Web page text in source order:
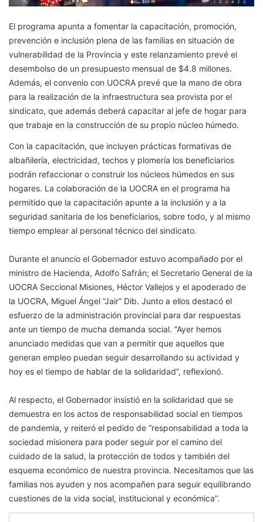
El programa apunta a fomentar la capacitación, promoción,
prevención e inclusión plena de las familias en situación de
vulnerabilidad de la Provincia y este relanzamiento prevé el
desembolso de un presupuesto mensual de $4.8 millones.
Además, el convenio con UOCRA prevé que la mano de obra
para la realización de la infraestructura sea provista por el
sindicato, que además deberá capacitar al jefe de hogar para
que trabaje en la construcción de su propio núcleo húmedo.
Con la capacitación, que incluyen prácticas formativas de
albañilería, electricidad, techos y plomería los beneficiarios
podrán refaccionar o construir los núcleos húmedos en sus
hogares. La colaboración de la UOCRA en el programa ha
permitido que la capacitación apunte a la inclusión y a la
seguridad sanitaria de los beneficiarios, sobre todo, y al mismo
tiempo emplear al personal técnico del sindicato.
Durante el anuncio el Gobernador estuvo acompañado por el
ministro de Hacienda, Adolfo Safrán; el Secretario General de la
UOCRA Seccional Misiones, Héctor Vallejos y el apoderado de
la UOCRA, Miguel Ángel “Jair” Dib. Junto a ellos destacó el
esfuerzo de la administración provincial para dar respuestas
ante un tiempo de mucha demanda social. “Ayer hemos
anunciado medidas que van a permitir que aquellos que
generan empleo puedan seguir desarrollando su actividad y
hoy es el tiempo de hablar de la solidaridad”, reflexionó.
Al respecto, el Gobernador insistió en la solidaridad que se
demuestra en los actos de responsabilidad social en tiempos
de pandemia, y reiteró el pedido de “responsabilidad a toda la
sociedad misionera para poder seguir por el camino del
cuidado de la salud, la protección de todos y también del
esquema económico de nuestra provincia. Necesitamos que las
familias nos ayuden y nos acompañen para seguir equilibrando
cuestiones de la vida social, institucional y económica”.